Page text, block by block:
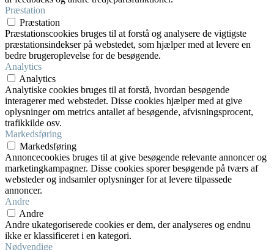
Præstation
Præstation
Præstationscookies bruges til at forstå og analysere de vigtigste
præstationsindekser på webstedet, som hjælper med at levere en
bedre brugeroplevelse for de besøgende.
Analytics
Analytics
Analytiske cookies bruges til at forstå, hvordan besøgende
interagerer med webstedet. Disse cookies hjælper med at give
oplysninger om metrics antallet af besøgende, afvisningsprocent,
trafikkilde osv.
Markedsføring
Markedsføring
Annoncecookies bruges til at give besøgende relevante annoncer og
marketingkampagner. Disse cookies sporer besøgende på tværs af
websteder og indsamler oplysninger for at levere tilpassede
annoncer.
Andre
Andre
Andre ukategoriserede cookies er dem, der analyseres og endnu
ikke er klassificeret i en kategori.
Nødvendige